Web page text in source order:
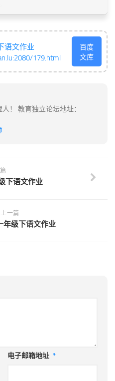
语文作业
179.html
百度
文库
！ 教育独立论坛地址：
下语文作业
上一篇
年级下语文作业
电子邮箱地址 *